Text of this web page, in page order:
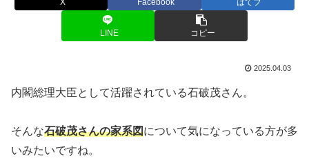
X Facebook はてブ
LINE コピー
2025.04.03
内閣総理大臣として活躍されている石破茂さん。
そんな石破茂さんの家系図について気になっている方が多
いみたいですね。